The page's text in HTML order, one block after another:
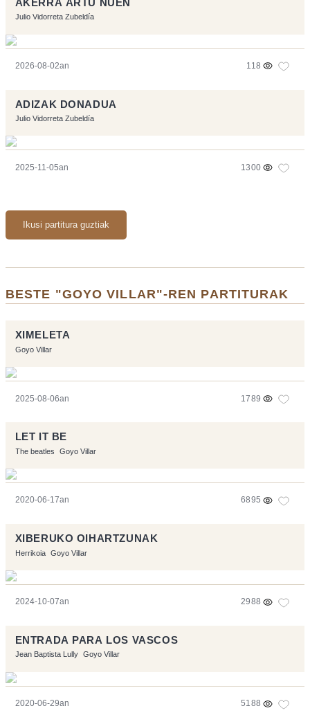
AKERRA ARTU NUEN
Julio Vidorreta Zubeldía
2026-08-02an 118
ADIZAK DONADUA
Julio Vidorreta Zubeldía
2025-11-05an 1300
Ikusi partitura guztiak
BESTE "GOYO VILLAR"-REN PARTITURAK
XIMELETA
Goyo Villar
2025-08-06an 1789
LET IT BE
The beatles Goyo Villar
2020-06-17an 6895
XIBERUKO OIHARTZUNAK
Herrikoia Goyo Villar
2024-10-07an 2988
ENTRADA PARA LOS VASCOS
Jean Baptista Lully Goyo Villar
2020-06-29an 5188